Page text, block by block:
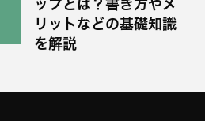
ップとは？書き方やメ
リットなどの基礎知識
を解説